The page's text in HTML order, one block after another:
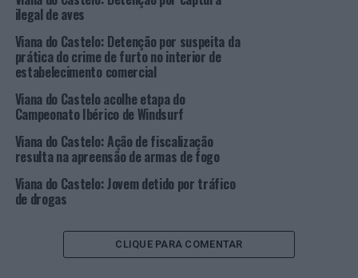
descentralização e com a regionalização, que nos parece
ser, nesta altura, inevitável e determinante”, assegurou.
O Fórum Autárquico da Região Norte é uma iniciativa
promovida pela CCDR-NORTE que coloca em perspetiva
o início do novo ciclo de financiamento comunitário ao
desenvolvimento regional em Portugal e as alterações
relevantes, que se encontram em preparação, na
Luís Nobre considerou que este é “um fórum de reflexão
e de interpretação de onde estamos, pensando o
futuro”, assegurando ser “um privilégio” para Viana do
ilegal de aves
Viana do Castelo: Detenção por suspeita da
prática do crime de furto no interior de
estabelecimento comercial
Viana do Castelo acolhe etapa do
Campeonato Ibérico de Windsurf
Viana do Castelo: Ação de fiscalização
resulta na apreensão de armas de fogo
Viana do Castelo: Jovem detido por tráfico
de drogas
CLIQUE PARA COMENTAR